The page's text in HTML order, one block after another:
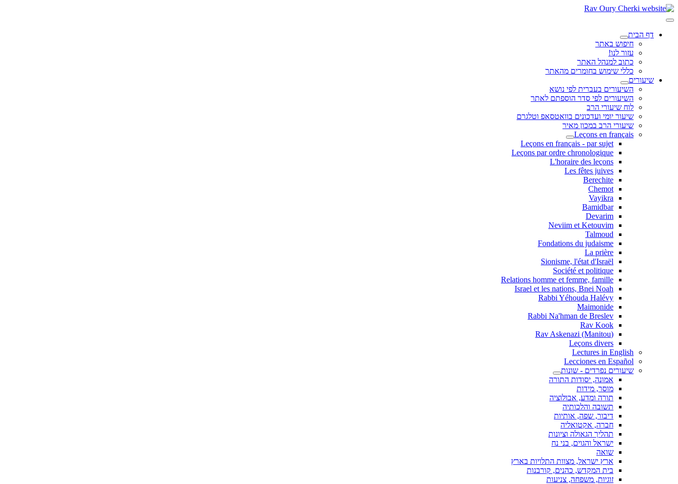
דף הבית
חיפוש באתר
עזור לנו!
כתוב למנהל האתר
כללי שימוש בחומרים מהאתר
שיעורים
השיעורים בעברית לפי נושא
השיעורים לפי סדר הוספתם לאתר
לוח שיעורי הרב
שיעור יומי ועדכונים בוואטסאפ וטלגרם
שיעורי הרב במכון מאיר
Leçons en français
Leçons en français - par sujet
Leçons par ordre chronologique
L'horaire des leçons
Les fêtes juives
Berechite
Chemot
Vayikra
Bamidbar
Devarim
Neviim et Ketouvim
Talmoud
Fondations du judaisme
La prière
Sionisme, l'état d'Israël
Société et politique
Relations homme et femme, famille
Israel et les nations, Bnei Noah
Rabbi Yéhouda Halévy
Maimonide
Rabbi Na'hman de Breslev
Rav Kook
(Rav Askenazi (Manitou
Leçons divers
Lectures in English
Lecciones en Español
שיעורים נפרדים - שונות
אמונה, יסודות התורה
מוסר, מידות
תורה ומדע, אבולוציה
תשובה והלכותיה
דיבור, שפה, אותיות
חברה, אקטואליה
תהליך הגאולה וציונות
ישראל והגוים, בני נח
שואה
ארץ ישראל, מצוות התלויות בארץ
בית המקדש, כהנים, קורבנות
זוגיות, משפחה, צניעות